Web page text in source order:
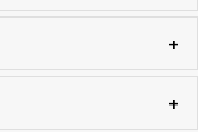
+
+